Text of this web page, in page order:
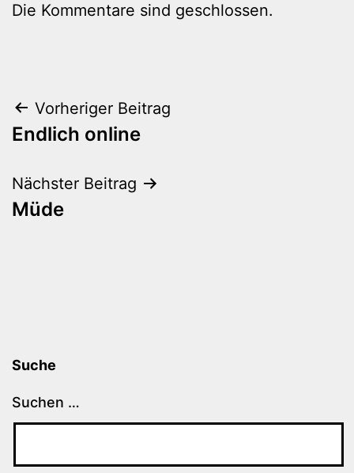
Die Kommentare sind geschlossen.
Beitragsnavigation
Vorheriger Beitrag
Endlich online
Nächster Beitrag
Müde
Suche
Suchen …